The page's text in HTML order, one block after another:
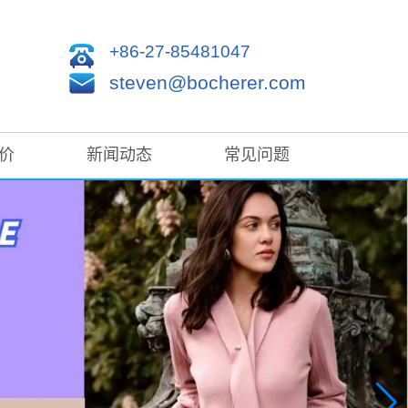
+86-27-85481047
steven@bocherer.com
新闻动态 常见问题